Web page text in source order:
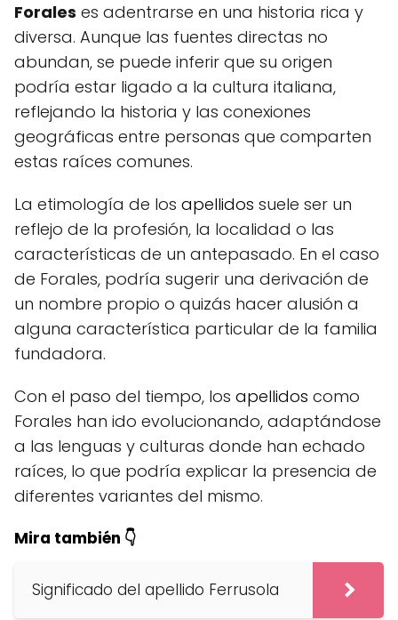
Forales es adentrarse en una historia rica y
diversa. Aunque las fuentes directas no
abundan, se puede inferir que su origen
podría estar ligado a la cultura italiana,
reflejando la historia y las conexiones
geográficas entre personas que comparten
estas raíces comunes.
La etimología de los apellidos suele ser un
reflejo de la profesión, la localidad o las
características de un antepasado. En el caso
de Forales, podría sugerir una derivación de
un nombre propio o quizás hacer alusión a
alguna característica particular de la familia
fundadora.
Con el paso del tiempo, los apellidos como
Forales han ido evolucionando, adaptándose
a las lenguas y culturas donde han echado
raíces, lo que podría explicar la presencia de
diferentes variantes del mismo.
Mira también 👇
Significado del apellido Ferrusola